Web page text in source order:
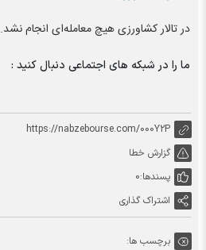
در تالار کشاورزی هیچ معامله‌ای انجام نشد.
ما را در شبکه های اجتماعی دنبال کنید :
https://nabzebourse.com/000Y2P
گزارش خطا
پسندها:0
اشتراک گذاری
برچسب ها: